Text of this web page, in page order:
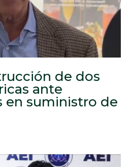
de dos
ante
en suministro de